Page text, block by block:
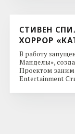
СТИВЕН
ХОРРОР
В работу
Манделы»,
Проектом
Entertainment